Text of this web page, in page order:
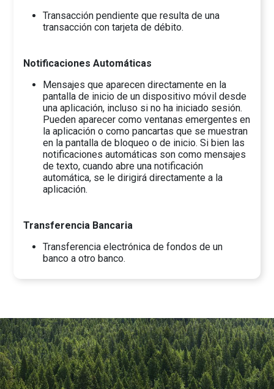
Transacción pendiente que resulta de una
transacción con tarjeta de débito.
Notificaciones Automáticas
Mensajes que aparecen directamente en la
pantalla de inicio de un dispositivo móvil desde
una aplicación, incluso si no ha iniciado sesión.
Pueden aparecer como ventanas emergentes en
la aplicación o como pancartas que se muestran
en la pantalla de bloqueo o de inicio. Si bien las
notificaciones automáticas son como mensajes
de texto, cuando abre una notificación
automática, se le dirigirá directamente a la
aplicación.
Transferencia Bancaria
Transferencia electrónica de fondos de un
banco a otro banco.